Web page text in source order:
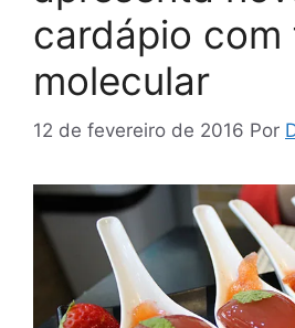
cardápio com
molecular
12 de fevereiro de 2016 Por